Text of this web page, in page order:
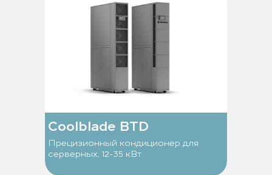
Coolblade BTD
Прецизионный кондиционер для
серверных, 12-35 кВт